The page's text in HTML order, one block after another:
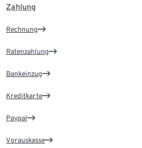
Zahlung
Rechnung
Ratenzahlung
Bankeinzug
Kreditkarte
Paypal
Vorauskasse